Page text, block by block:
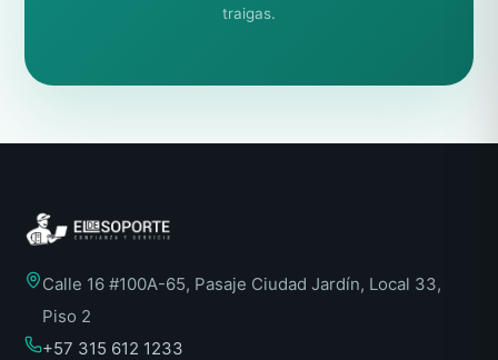
traigas.
Calle 16 #100A-65, Pasaje Ciudad Jardín, Local 33,
Piso 2
+57 315 612 1233